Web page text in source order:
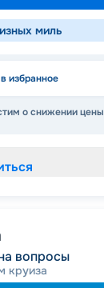
миль
избранное
о снижении цены
вопросы
круиза